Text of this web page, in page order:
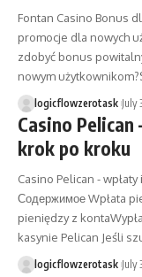
Fontan Casino Bonus
promocje dla nowych
zdobyć bonus
nowym
logicflowzerotask July
Casino Pelican
krok po kroku
Casino Pelican -
Содержимое Wpłata
pieniędzy z
kasynie Pelican Jeśli
logicflowzerotask July